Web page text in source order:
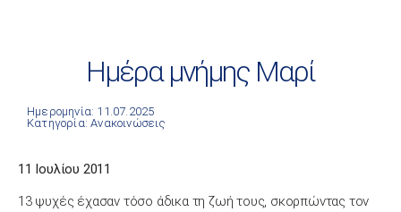
Ημέρα μνήμης Μαρί
Ημερομηνία: 11.07.2025
Κατηγορία:Ανακοινώσεις
11 Ιουλίου 2011
13 ψυχές έχασαν τόσο άδικα τη ζωή τους, σκορπώντας τον